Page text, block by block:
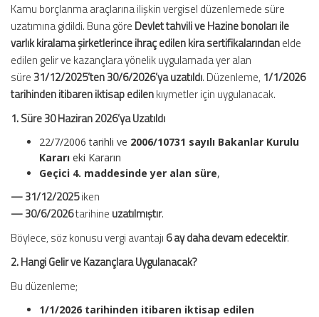
Kamu borçlanma araçlarına ilişkin vergisel düzenlemede süre
uzatımına gidildi. Buna göre Devlet tahvili ve Hazine bonoları ile
varlık kiralama şirketlerince ihraç edilen kira sertifikalarındanelde
edilen gelir ve kazançlara yönelik uygulamada yer alan
süre 31/12/2025’ten 30/6/2026’ya uzatıldı. Düzenleme, 1/1/2026
tarihinden itibaren iktisap edilenkıymetler için uygulanacak.
1. Süre 30 Haziran 2026’ya Uzatıldı
22/7/2006 tarihli ve 2006/10731 sayılı Bakanlar Kurulu
Kararı eki Kararın
Geçici 4. maddesinde yer alan süre,
— 31/12/2025iken
— 30/6/2026tarihine uzatılmıştır.
Böylece, söz konusu vergi avantajı 6 ay daha devam edecektir.
2. Hangi Gelir ve Kazançlara Uygulanacak?
Bu düzenleme;
1/1/2026 tarihinden itibaren iktisap edilen